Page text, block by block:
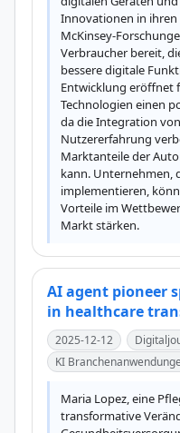
Innovationen in ihren
McKinsey-
Verbraucher bereit,
bessere digitale
Entwicklung eröffnet
Technologien einen
da die Integration
Nutzererfahrung
Marktanteile der
kann. Unternehmen,
implementieren,
Vorteile im
Markt stärken.
AI agent pioneer
in healthcare
2025-12-12
KI
Maria Lopez, eine
transformative